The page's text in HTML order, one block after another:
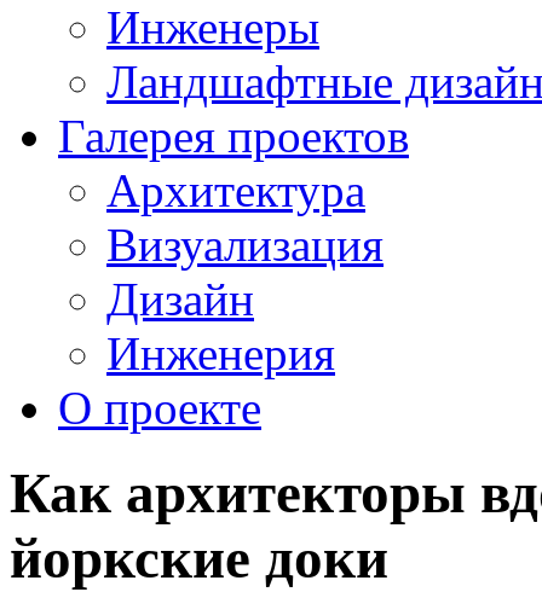
Инженеры
Ландшафтные
Галерея проектов
Архитектура
Визуализация
Дизайн
Инженерия
О проекте
Как архитекторы
йоркские доки